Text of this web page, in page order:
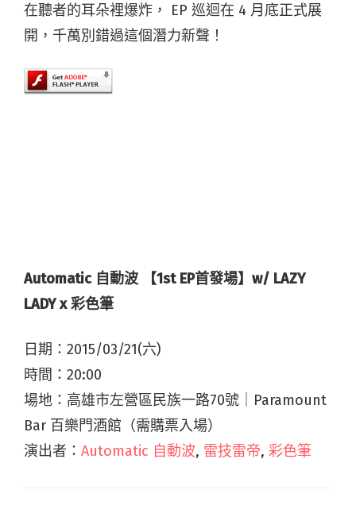
在聽者的耳朵裡爆炸， EP 巡迴在 4 月底正式展
開，千萬別錯過這個潛力新聲！
Automatic 自動波 【1st EP首發場】w/ LAZY
LADY x彩色筆
日期：2015/03/21(六)
時間：20:00
場地：高雄市左營區民族一路70號｜Paramount
Bar 百樂門酒館（需購票入場）
演出者： Automatic 自動波, 雷技雷帝, 彩色筆